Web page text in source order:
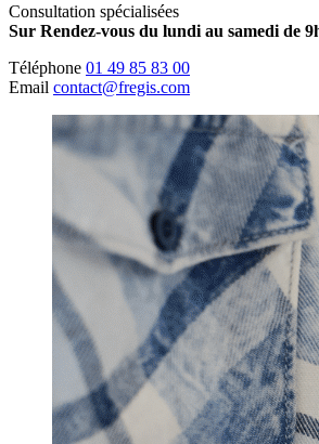
Consultation spécialisées
Sur Rendez-vous du lundi au samedi de
Téléphone 01 49 85 83 00
Email contact@fregis.com